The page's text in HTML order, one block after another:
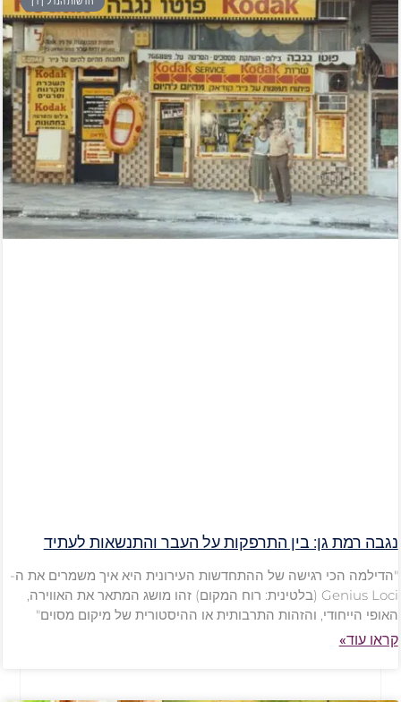
נגבה רמת גן: בין התרפקות על העבר והתנשאות לעתיד
"הדילמה הכי רגישה של ההתחדשות העירונית היא איך משמרים את ה-
Genius Loci (בלטינית: רוח המקום) זהו מושג המתאר את האווירה,
האופי הייחודי, והזהות התרבותית או ההיסטורית של מיקום מסוים"
קראו עוד»